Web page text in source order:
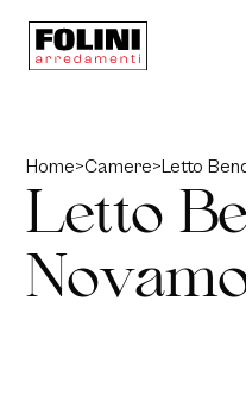
Home>Camere>Letto
Letto B
Novam